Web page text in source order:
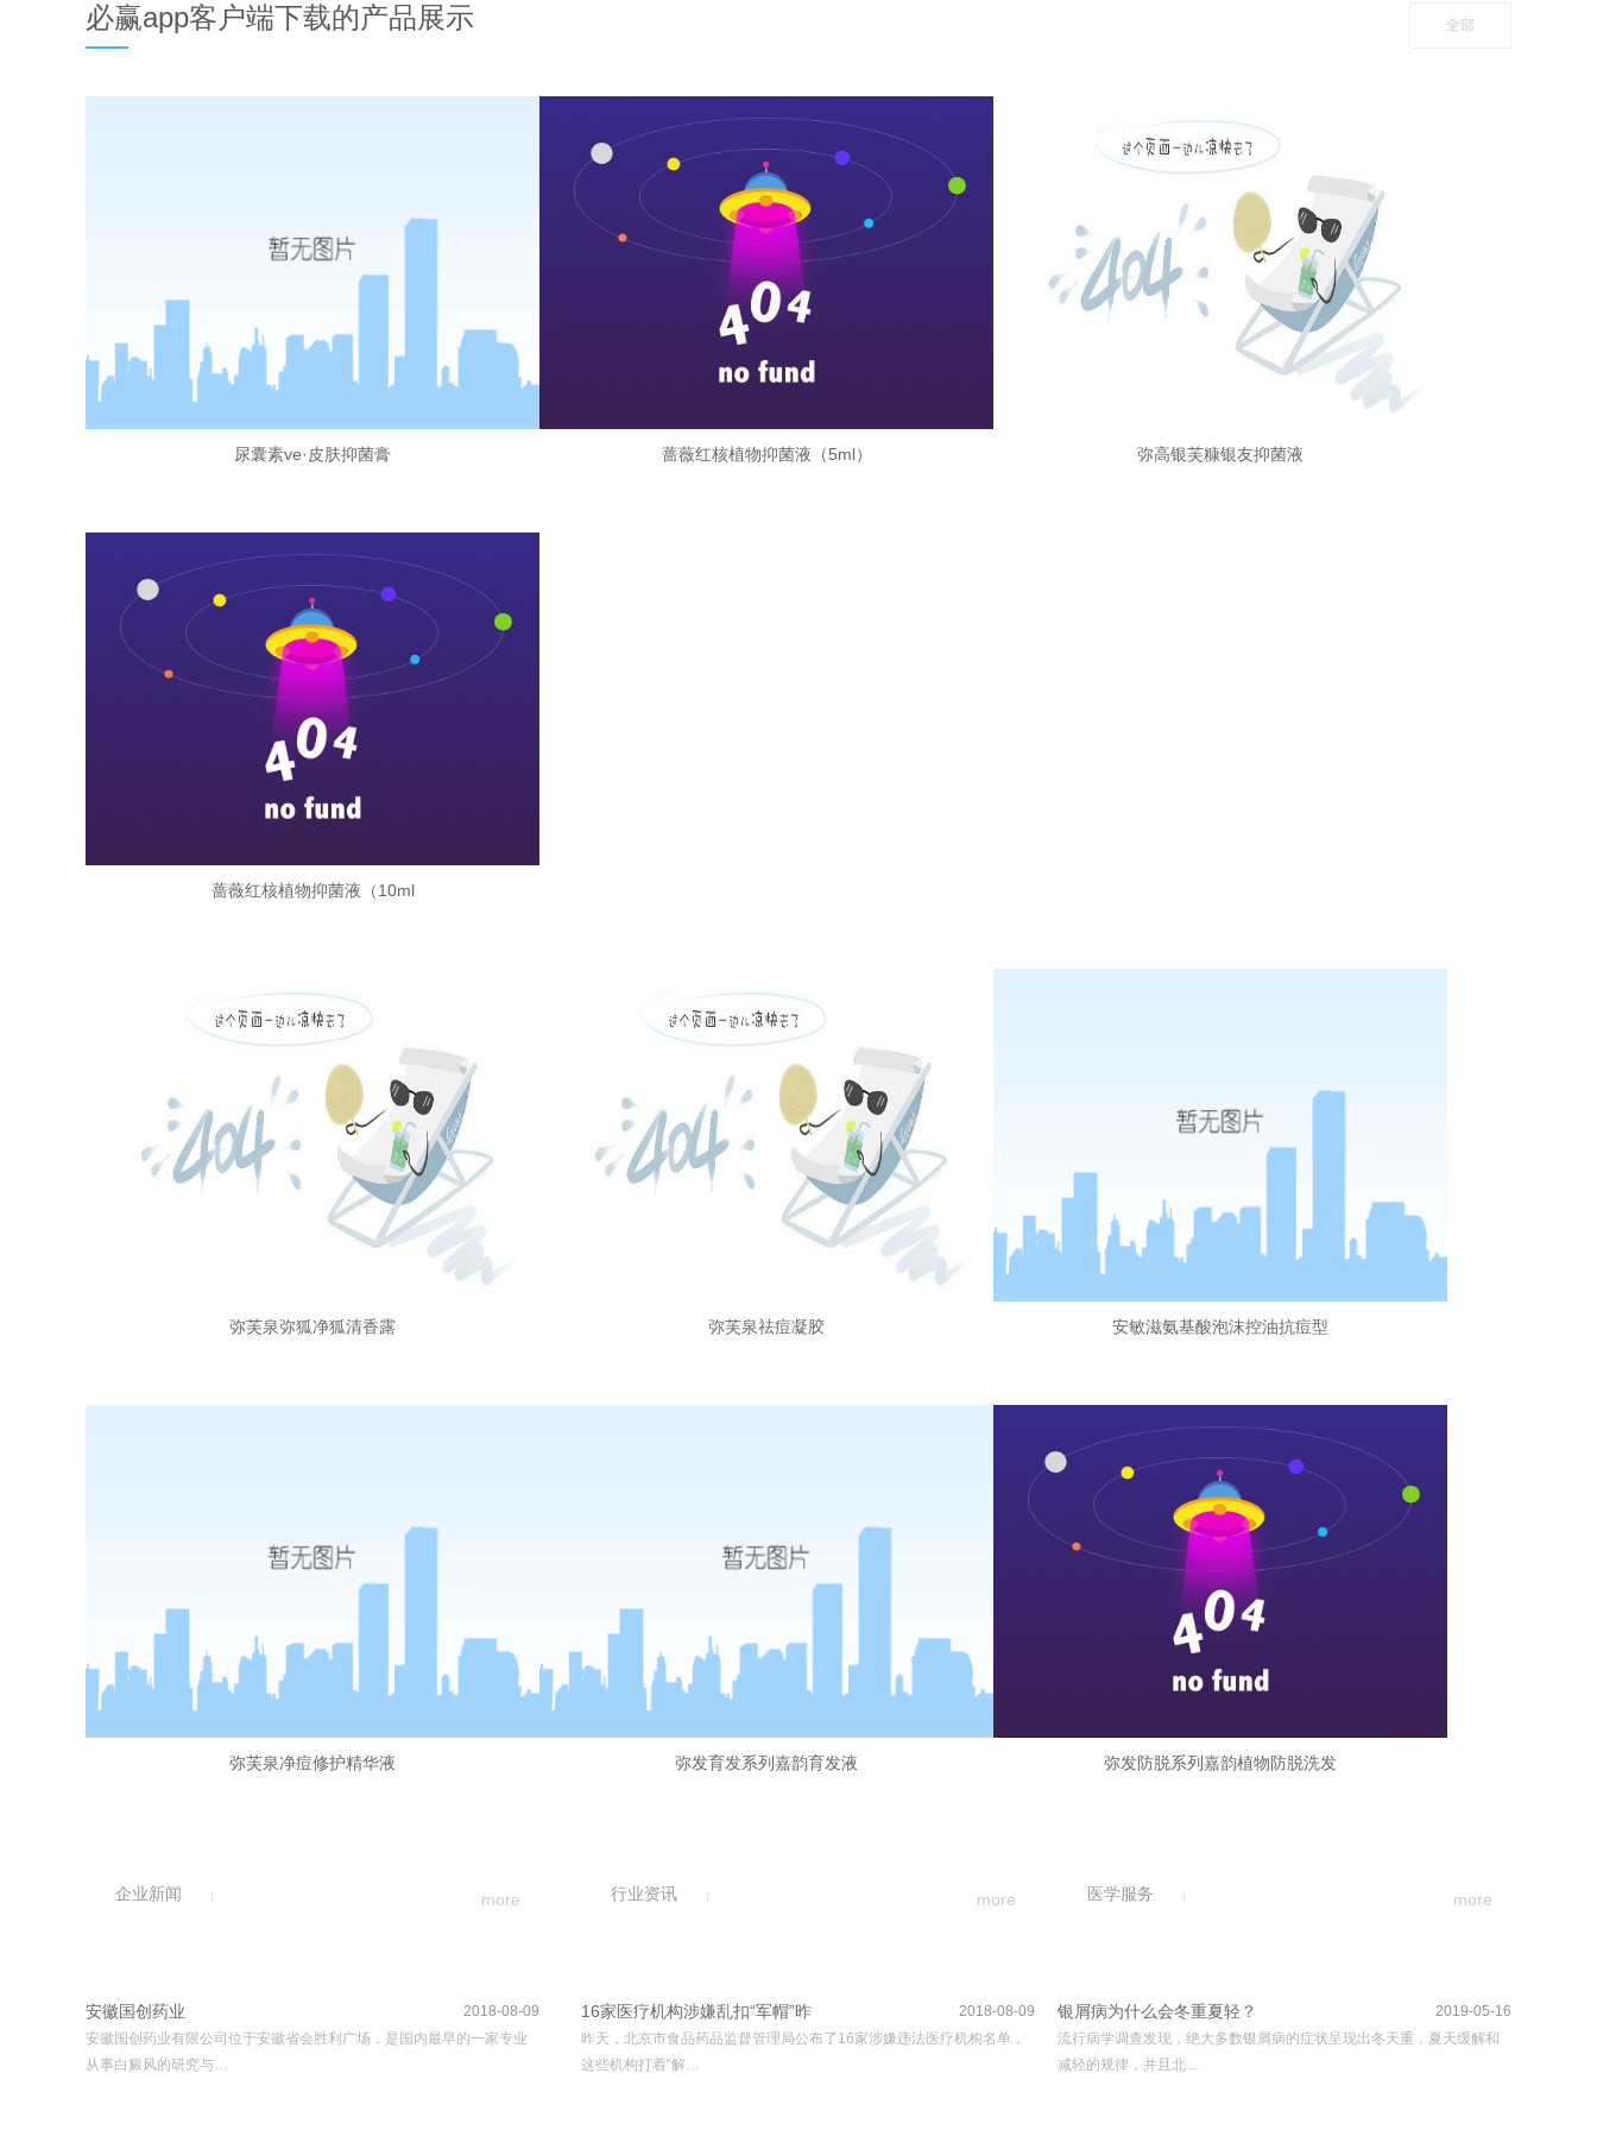
必赢app客户端下载的产品展示 全部
尿囊素ve·皮肤抑菌膏 蔷薇红核植物抑菌液（5ml） 弥高银芙糠银友抑菌液
蔷薇红核植物抑菌液（10ml
弥芙泉弥狐净狐清香露 弥芙泉祛痘凝胶 安敏滋氨基酸泡沫控油抗痘型
弥芙泉净痘修护精华液 弥发育发系列嘉韵育发液 弥发防脱系列嘉韵植物防脱洗发
企业新闻 more
2018-08-09
安徽国创药业
安徽国创药业有限公司位于安徽省会胜利广场，是国内最早的一家专业
从事白癜风的研究与…
行业资讯 more
2018-08-09
16家医疗机构涉嫌乱扣“军帽”昨
昨天，北京市食品药品监督管理局公布了16家涉嫌违法医疗机构名单，
这些机构打着“解…
医学服务 more
2019-05-16
银屑病为什么会冬重夏轻？
流行病学调查发现，绝大多数银屑病的症状呈现出冬天重，夏天缓解和
减轻的规律，并且北…